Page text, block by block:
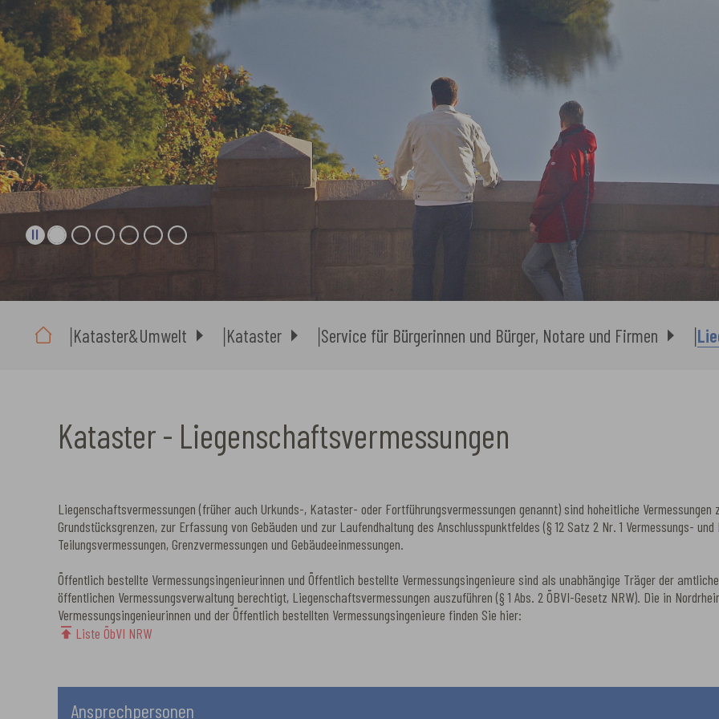
Kataster&Umwelt Kataster Service für Bürgerinnen und Bürger, Notare und Firmen
Kataster - Liegenschaftsvermessungen
Liegenschaftsvermessungen (früher auch Urkunds-, Kataster- oder Fortführungsvermessungen genannt) sind hoheitliche Vermessungen
Grundstücksgrenzen, zur Erfassung von Gebäuden und zur Laufendhaltung des Anschlusspunktfeldes (§ 12 Satz 2 Nr. 1 Vermessungs-
Teilungsvermessungen, Grenzvermessungen und Gebäudeeinmessungen.
Öffentlich bestellte Vermessungsingenieurinnen und Öffentlich bestellte Vermessungsingenieure sind als unabhängige Träger der
öffentlichen Vermessungsverwaltung berechtigt, Liegenschaftsvermessungen auszuführen (§ 1 Abs. 2 ÖBVI-Gesetz NRW). Die in
Vermessungsingenieurinnen und der Öffentlich bestellten Vermessungsingenieure finden Sie hier:
Liste ÖbVI NRW
Ansprechpersonen